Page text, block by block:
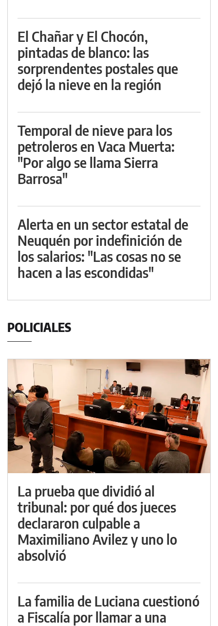
El Chañar y El Chocón,
pintadas de blanco: las
sorprendentes postales que
dejó la nieve en la región
Temporal de nieve para los
petroleros en Vaca Muerta:
"Por algo se llama Sierra
Barrosa"
Alerta en un sector estatal de
Neuquén por indefinición de
los salarios: "Las cosas no se
hacen a las escondidas"
POLICIALES
La prueba que dividió al
tribunal: por qué dos jueces
declararon culpable a
Maximiliano Avilez y uno lo
absolvió
La familia de Luciana cuestionó
a Fiscalía por llamar a una